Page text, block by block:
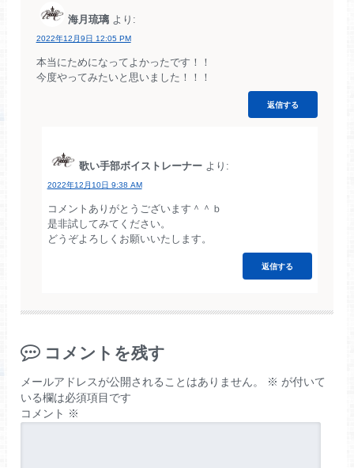
海月琉璃 より:
2022年12月9日 12:05 PM
本当にためになってよかったです！！
今度やってみたいと思いました！！！
返信する
歌い手部ボイストレーナー より:
2022年12月10日 9:38 AM
コメントありがとうございます＾＾ｂ
是非試してみてください。
どうぞよろしくお願いいたします。
返信する
コメントを残す
メールアドレスが公開されることはありません。 ※ が付いて
いる欄は必須項目です
コメント ※